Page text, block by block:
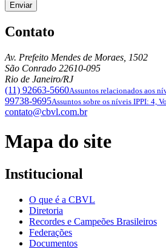
Enviar
Contato
Av. Prefeito Mendes de Moraes, 1502
São Conrado 22610-095
Rio de Janeiro/RJ
(11) 92663-5660Assuntos relacionados aos
99738-9695Assuntos sobre os níveis IPPI: 4,
contato@cbvl.com.br
Mapa do site
Institucional
O que é a CBVL
Diretoria
Recordes e Campeões Brasileiros
Federações
Documentos